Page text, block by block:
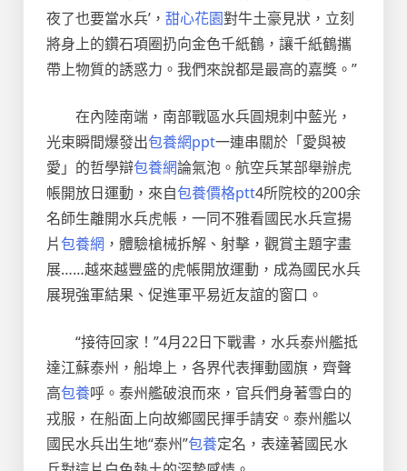
夜了也要當水兵’， 甜心花園對牛土豪見狀，立刻
將身上的鑽石項圈扔向金色千紙鶴，讓千紙鶴攜
帶上物質的誘惑力。我們來說都是最高的嘉獎。”
在內陸南端，南部戰區水兵圓規刺中藍光，
光束瞬間爆發出包養網ppt一連串關於「愛與被
愛」的哲學辯包養網論氣泡。航空兵某部舉辦虎
帳開放日運動，來自包養價格ptt4所院校的200余
名師生離開水兵虎帳，一同不雅看國民水兵宣揚
片包養網 ，體驗槍械拆解、射擊，觀賞主題字畫
展……越來越豐盛的虎帳開放運動，成為國民水兵
展現強軍結果、促進軍平易近友誼的窗口。
“接待回家！”4月22日下戰書，水兵泰州艦抵
達江蘇泰州，船埠上，各界代表揮動國旗，齊聲
高包養呼。泰州艦破浪而來，官兵們身著雪白的
戎服，在船面上向故鄉國民揮手請安。泰州艦以
國民水兵出生地“泰州”包養定名，表達著國民水